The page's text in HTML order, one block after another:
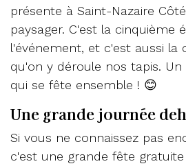
présente à Saint-Nazaire
paysager. C'est la cinquième
l'événement, et c'est aussi la
qu'on y déroule nos tapis. Un
qui se fête ensemble ! 😊
Une grande journée
Si vous ne connaissez pas
c'est une grande fête